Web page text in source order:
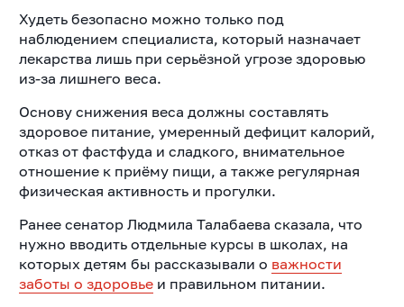
Худеть безопасно можно только под
наблюдением специалиста, который назначает
лекарства лишь при серьёзной угрозе здоровью
из-за лишнего веса.
Основу снижения веса должны составлять
здоровое питание, умеренный дефицит калорий,
отказ от фастфуда и сладкого, внимательное
отношение к приёму пищи, а также регулярная
физическая активность и прогулки.
Ранее сенатор Людмила Талабаева сказала, что
нужно вводить отдельные курсы в школах, на
которых детям бы рассказывали о важности
заботы о здоровьеи правильном питании.